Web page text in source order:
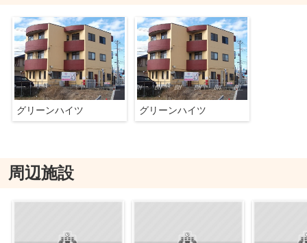
グリーンハイツ グリーンハイツ
周辺施設